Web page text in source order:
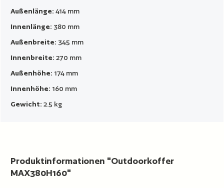
Außenlänge:414 mm
Innenlänge: 380 mm
Außenbreite: 345 mm
Innenbreite:270 mm
Außenhöhe: 174 mm
Innenhöhe: 160 mm
Gewicht:2.5 kg
Produktinformationen "Outdoorkoffer
MAX380H160"